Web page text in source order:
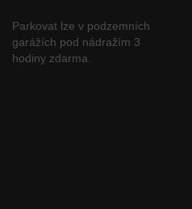
Parkovat lze v podzemních
garážích pod nádražím 3
hodiny zdarma.